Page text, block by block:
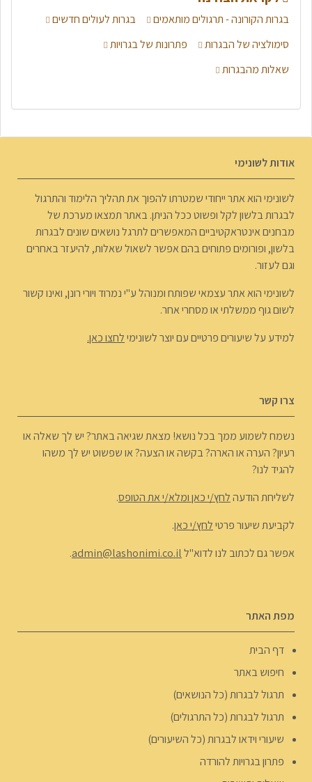
בגרות הקורונה - תרגולים מותאמים
בגרות לעולים חדשים
סימולציה של הבגרות
פתרונות של בגרויות
שאלות מהבגרות
אודות לשונימי
לשונימי הוא אתר ייחודי שמטרתו להפוך את תהליך הלימוד והתרגול
לבגרות בלשון לקל ופשוט ככל הניתן. באתר תמצאו מערכת של
מבחנים אינטראקטיביים המאפשרים לתרגל נושאים שונים לבגרות
בלשון, ופורומים פתוחים בהם אפשר לשאול שאלות, להיעזר באחרים
וגם לעזור.
לשונימי הוא אתר עצמאי שפותח ומנוהל ע"י נמרוד ויורי רונן, ואינו קשור
לשום גוף ממשלתי או מסחרי אחר.
למידע על שיעורים פרטיים עם יוצר לשונימילחצו כאן.
צרו קשר
נשמח לשמוע ממך בכל נושא! מצאת שגיאה באתר? יש לך שאלה או
רעיון? הערה או הארה? בקשה או הצעה? או שפשוט יש לך משהו
להגיד לנו?
לשליחת הודעהלחץ/י כאן ומלא/י את הטופס.
לקביעת שיעור פרטילחץ/י כאן.
אפשר גם לכתוב לנו לדוא"לadmin@lashonimi.co.il
.
מפת האתר
דף הבית
חיפוש באתר
תרגול לבגרות (כל הנושאים)
תרגול לבגרות (כל התרגולים)
שיעורי וידאו לבגרות (כל השיעורים)
פתרון בגרויות להורדה